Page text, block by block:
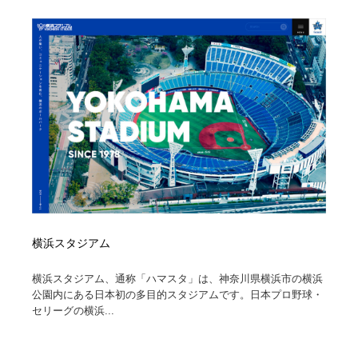
横浜スタジアム
横浜スタジアム、通称「ハマスタ」は、神奈川県横浜市の横浜
公園内にある日本初の多目的スタジアムです。日本プロ野球・
セリーグの横浜...